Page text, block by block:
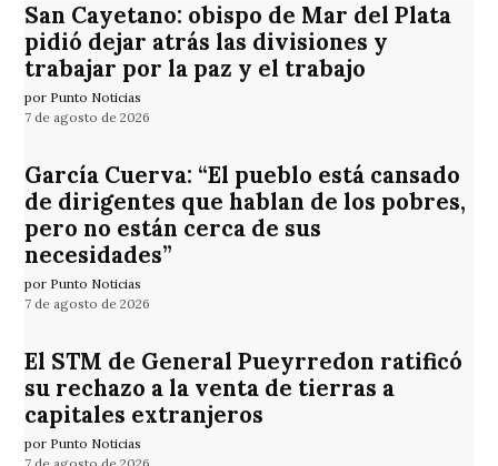
San Cayetano: obispo de Mar del Plata
pidió dejar atrás las divisiones y
trabajar por la paz y el trabajo
por Punto Noticias
7 de agosto de 2026
García Cuerva: “El pueblo está cansado
de dirigentes que hablan de los pobres,
pero no están cerca de sus
necesidades”
por Punto Noticias
7 de agosto de 2026
El STM de General Pueyrredon ratificó
su rechazo a la venta de tierras a
capitales extranjeros
por Punto Noticias